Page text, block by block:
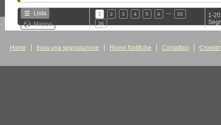
Lista
Mappa
1 2 3 4 5 6
35
36
1-
Home Invia una segnalazione Ricevi Notifiche Contattaci